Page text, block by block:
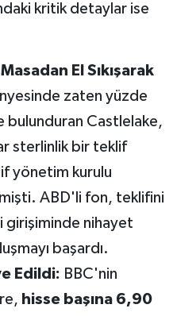
kritik detaylar ise
El Sıkışarak
zaten yüzde
bulunduran Castlelake,
sterlinlik bir teklif
yönetim kurulu
ABD'li fon, teklifini
girişiminde nihayet
başardı.
Edildi: BBC'nin
hisse başına 6,90